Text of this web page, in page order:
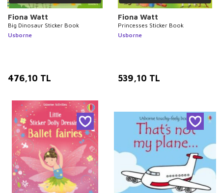
Fiona Watt
Big Dinosaur Sticker Book
Usborne
476,10 TL
Fiona Watt
Princesses Sticker Book
Usborne
539,10 TL